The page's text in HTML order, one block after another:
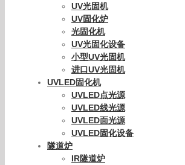
UV光固机
UV固化炉
光固化机
UV光固化设备
小型UV光固机
进口UV光固机
UVLED固化机
UVLED点光源
UVLED线光源
UVLED面光源
UVLED固化设备
隧道炉
IR隧道炉